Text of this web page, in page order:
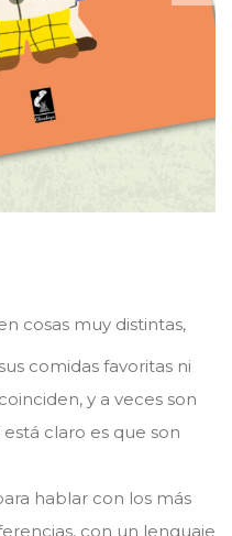
cosas muy distintas,
comidas favoritas ni
y a veces son
claro es que son
hablar con los más
con un lenguaje